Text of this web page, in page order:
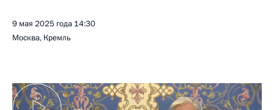
9 мая 2025 года 14:30
Москва, Кремль